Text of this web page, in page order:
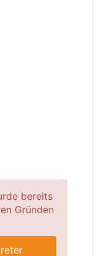
bereits
Gründen